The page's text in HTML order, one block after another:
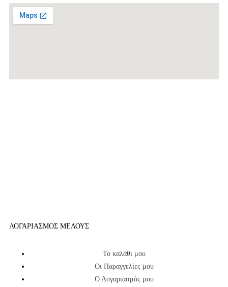
ΛΟΓΑΡΙΑΣΜΟΣ ΜΕΛΟΥΣ
Το καλάθι μου
Οι Παραγγελίες μου
Ο Λογαριασμός μου